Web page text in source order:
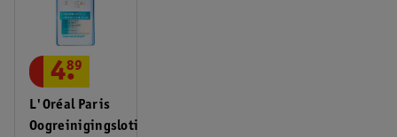
L'Oréal Paris
Oogreinigingslotion
4.
89